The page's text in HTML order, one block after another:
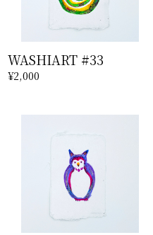
WASHIART #33
¥2,000